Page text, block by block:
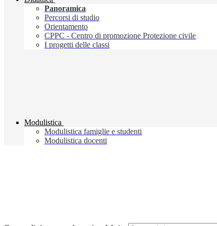
Panoramica
Percorsi di studio
Orientamento
CPPC - Centro di promozione Protezione civile
I progetti delle classi
Modulistica
Modulistica famiglie e studenti
Modulistica docenti